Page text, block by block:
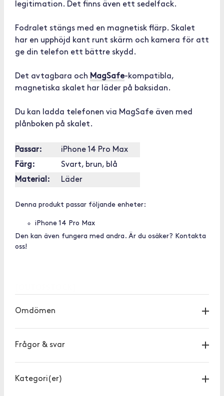
legitimation. Det finns även ett sedelfack.
Fodralet stängs med en magnetisk flärp. Skalet
har en upphöjd kant runt skärm och kamera för att
ge din telefon ett bättre skydd.
Det avtagbara och MagSafe-kompatibla,
magnetiska skalet har läder på baksidan.
Du kan ladda telefonen via MagSafe även med
plånboken på skalet.
Passar:
iPhone 14 Pro Max
Färg:
Svart, brun, blå
Material:
Läder
Denna produkt passar följande enheter:
iPhone 14 Pro Max
Den kan även fungera med andra. Är du osäker? Kontakta
oss!
Omdömen
Frågor & svar
Kategori(er)